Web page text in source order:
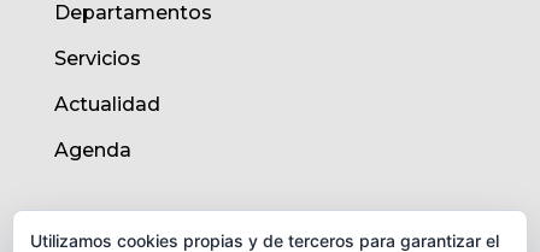
Departamentos
Servicios
Actualidad
Agenda
Utilizamos cookies propias y de terceros para garantizar el